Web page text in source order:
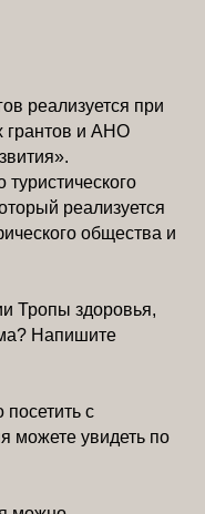
реализуется при
грантов и АНО
реализуется
общества и
Тропы здоровья,
Напишите
с
можете увидеть по